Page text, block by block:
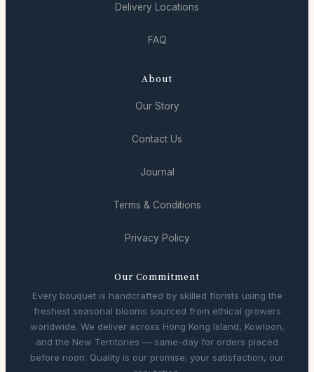
Delivery Locations
FAQ
About
Our Story
Contact Us
Journal
Terms & Conditions
Privacy Policy
Our Commitment
Every bouquet is handcrafted by skilled florists using the
freshest seasonal blooms sourced from ethical growers
worldwide. We deliver across Hong Kong Island, Kowloon,
and the New Territories — same-day for orders placed
before noon. Quality is our promise; your satisfaction, our